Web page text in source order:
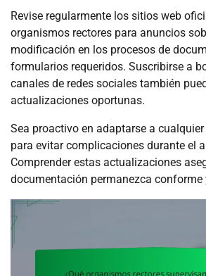
Revise regularmente los sitios web
organismos rectores para anuncios
modificación en los procesos de
formularios requeridos. Suscribirse a
canales de redes sociales también
actualizaciones oportunas.
Sea proactivo en adaptarse a
para evitar complicaciones durante el
Comprender estas actualizaciones
documentación permanezca conforme